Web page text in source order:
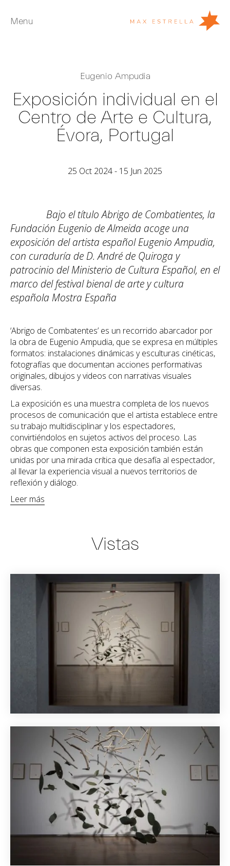
Menu
Exposiciones
Ferias
Noticias
Young Collectors
Eugenio Ampudia
Exposición individual en el
Centro de Arte e Cultura,
Évora, Portugal
25 Oct 2024 - 15 Jun 2025
Bajo el título Abrigo de Combatientes, la
Fundación Eugenio de Almeida acoge una
exposición del artista español Eugenio Ampudia,
con curaduría de D. André de Quiroga y
patrocinio del Ministerio de Cultura Español, en el
marco del festival bienal de arte y cultura
española Mostra España
‘Abrigo de Combatentes’ es un recorrido abarcador por
la obra de Eugenio Ampudia, que se expresa en múltiples
formatos: instalaciones dinámicas y esculturas cinéticas,
fotografías que documentan acciones performativas
originales, dibujos y videos con narrativas visuales
diversas.
La exposición es una muestra completa de los nuevos
procesos de comunicación que el artista establece entre
su trabajo multidisciplinar y los espectadores,
convirtiéndolos en sujetos activos del proceso. Las
obras que componen esta exposición también están
unidas por una mirada crítica que desafía al espectador,
al llevar la experiencia visual a nuevos territorios de
reflexión y diálogo.
Leer más
Vistas